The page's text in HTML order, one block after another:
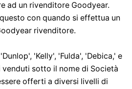
ad un rivenditore Goodyear.
con quando si effettua un
rivenditore.
'Kelly', 'Fulda', 'Debica,' e
venduti sotto il nome di Società
offerti a diversi livelli di